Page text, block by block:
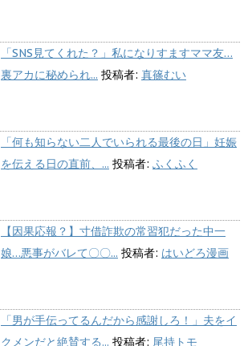
「SNS見てくれた？」私になりすますママ友…
裏アカに秘められ... 投稿者: 真篠むい
「何も知らない二人でいられる最後の日」妊娠
を伝える日の直前、... 投稿者: ふくふく
【因果応報？】寸借詐欺の常習犯だった中一
娘…悪事がバレて〇〇... 投稿者: はいどろ漫画
「男が手伝ってるんだから感謝しろ！」夫をイ
クメンだと絶賛する... 投稿者: 尾持トモ